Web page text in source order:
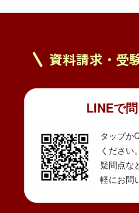
資料請求・受
LINEで
タップか
ください。
疑問点な
軽にお問